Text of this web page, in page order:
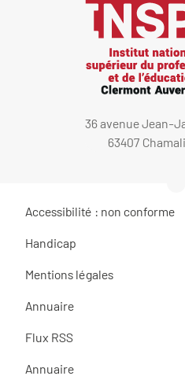
36 avenue Jean-
63407
Accessibilité : non conforme
Handicap
Mentions légales
Annuaire
Flux RSS
Annuaire